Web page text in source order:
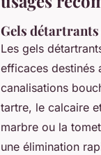
Gels
Les gels
efficaces destinés
canalisations
tartre, le calcaire
marbre ou la
une élimination